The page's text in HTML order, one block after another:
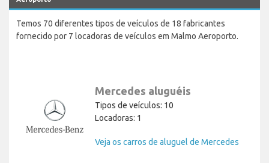
Temos 70 diferentes tipos de veículos de 18 fabricantes
fornecido por 7 locadoras de veículos em Malmo Aeroporto.
Mercedes aluguéis
Tipos de veículos: 10
Locadoras: 1
Veja os carros de aluguel de Mercedes